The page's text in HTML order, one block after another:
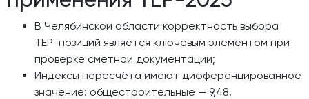
В Челябинской области корректность выбора
ТЕР-позиций является ключевым элементом при
проверке сметной документации;
Индексы пересчёта имеют дифференцированное
значение: общестроительные — 9,48,